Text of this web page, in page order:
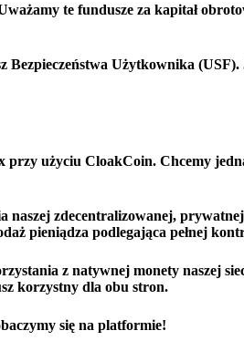
te fundusze za kapitał
Użytkownika
użyciu CloakCoin. Chcemy
naszej zdecentralizowanej,
pieniądza podlegająca pełnej
z natywnej monety naszej
korzystny dla obu stron.
się na platformie!